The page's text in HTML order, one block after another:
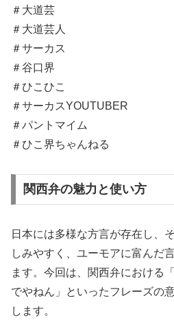
＃大道芸
＃大道芸人​​
＃サーカス​​
＃谷口界​​
＃ひこひこ​​
＃サーカスYOUTUBER​​
＃パントマイム​​
＃ひこ界ちゃんねる​ ​
関西弁の魅力と使い方
日本には多様な方言が存在し、
しみやすく、ユーモアに富んだ
ます。今回は、関西弁における
でやねん」といったフレーズの
します。